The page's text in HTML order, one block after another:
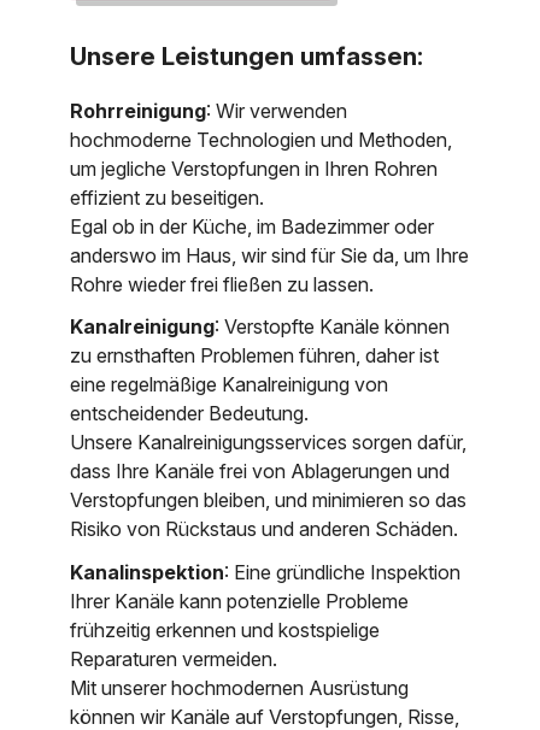
Unsere Leistungen umfassen:
Rohrreinigung: Wir verwenden
hochmoderne Technologien und Methoden,
um jegliche Verstopfungen in Ihren Rohren
effizient zu beseitigen.
Egal ob in der Küche, im Badezimmer oder
anderswo im Haus, wir sind für Sie da, um Ihre
Rohre wieder frei fließen zu lassen.
Kanalreinigung: Verstopfte Kanäle können
zu ernsthaften Problemen führen, daher ist
eine regelmäßige Kanalreinigung von
entscheidender Bedeutung.
Unsere Kanalreinigungsservices sorgen dafür,
dass Ihre Kanäle frei von Ablagerungen und
Verstopfungen bleiben, und minimieren so das
Risiko von Rückstaus und anderen Schäden.
Kanalinspektion: Eine gründliche Inspektion
Ihrer Kanäle kann potenzielle Probleme
frühzeitig erkennen und kostspielige
Reparaturen vermeiden.
Mit unserer hochmodernen Ausrüstung
können wir Kanäle auf Verstopfungen, Risse,